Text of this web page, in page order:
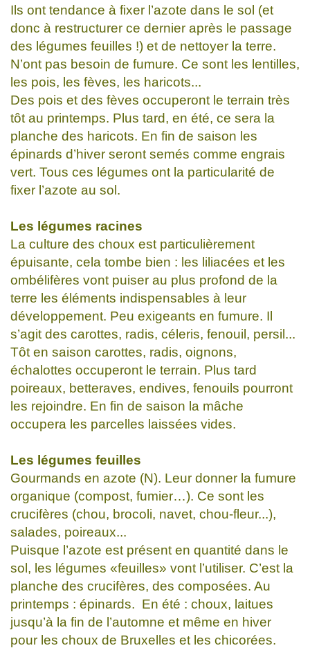
Ils ont tendance à fixer l’azote dans le sol (et
donc à restructurer ce dernier après le passage
des légumes feuilles !) et de nettoyer la terre.
N’ont pas besoin de fumure. Ce sont les lentilles,
les pois, les fèves, les haricots...
Des pois et des fèves occuperont le terrain très
tôt au printemps. Plus tard, en été, ce sera la
planche des haricots. En fin de saison les
épinards d’hiver seront semés comme engrais
vert. Tous ces légumes ont la particularité de
fixer l’azote au sol.
Les légumes racines
La culture des choux est particulièrement
épuisante, cela tombe bien : les liliacées et les
ombélifères vont puiser au plus profond de la
terre les éléments indispensables à leur
développement. Peu exigeants en fumure. Il
s’agit des carottes, radis, céleris, fenouil, persil...
Tôt en saison carottes, radis, oignons,
échalottes occuperont le terrain. Plus tard
poireaux, betteraves, endives, fenouils pourront
les rejoindre. En fin de saison la mâche
occupera les parcelles laissées vides.
Les légumes feuilles
Gourmands en azote (N). Leur donner la fumure
organique (compost, fumier…). Ce sont les
crucifères (chou, brocoli, navet, chou-fleur...),
salades, poireaux...
Puisque l’azote est présent en quantité dans le
sol, les légumes «feuilles» vont l’utiliser. C’est la
planche des crucifères, des composées. Au
printemps : épinards. En été : choux, laitues
jusqu’à la fin de l’automne et même en hiver
pour les choux de Bruxelles et les chicorées.